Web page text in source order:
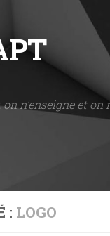
n'enseigne et on
: LOGO